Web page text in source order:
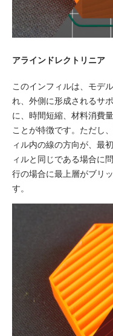
アラインドレクトリニア
このインフィルは、モデ
れ、外側に形成されるサ
に、時間短縮、材料消費
ことが特徴です。ただし
ィル内の線の方向が、最
ィルと同じである場合に
行の場合に最上層がブリ
す。